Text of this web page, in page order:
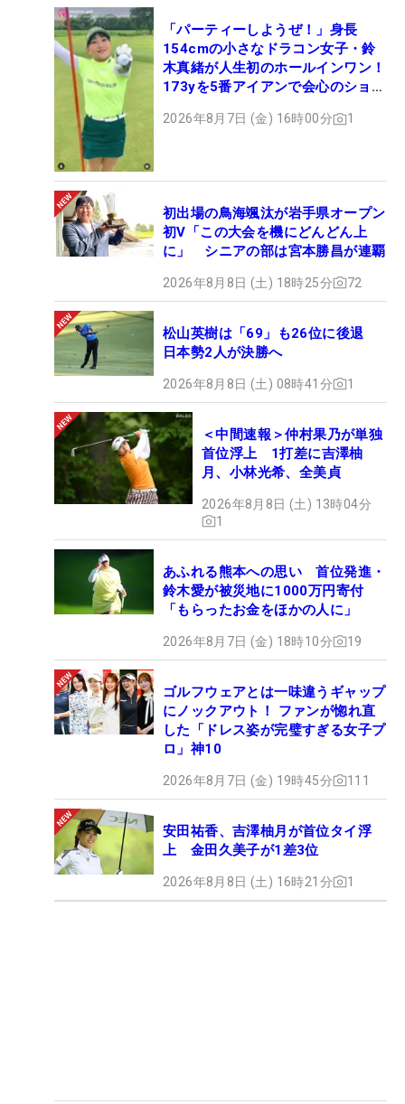
「パーティーしようぜ！」身長
154cmの小さなドラコン女子・鈴
木真緒が人生初のホールインワン！
173yを5番アイアンで会心のショッ
2026年8月7日 (金) 16時00分 1
初出場の鳥海颯汰が岩手県オープン
初V「この大会を機にどんどん上
に」 シニアの部は宮本勝昌が連覇
2026年8月8日 (土) 18時25分 72
松山英樹は「69」も26位に後退
日本勢2人が決勝へ
2026年8月8日 (土) 08時41分 1
＜中間速報＞仲村果乃が単独
首位浮上 1打差に吉澤柚
月、小林光希、全美貞
2026年8月8日 (土) 13時04分
1
あふれる熊本への思い 首位発進・
鈴木愛が被災地に1000万円寄付
「もらったお金をほかの人に」
2026年8月7日 (金) 18時10分 19
ゴルフウェアとは一味違うギャップ
にノックアウト！ ファンが惚れ直
した「ドレス姿が完璧すぎる女子プ
ロ」神10
2026年8月7日 (金) 19時45分 111
安田祐香、吉澤柚月が首位タイ浮
上 金田久美子が1差3位
2026年8月8日 (土) 16時21分 1